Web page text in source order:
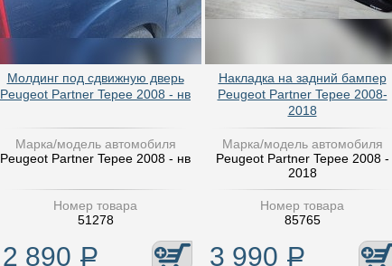
Молдинг под сдвижную дверь
Peugeot Partner Tepee 2008 - нв
Марка/модель автомобиля
Peugeot Partner Tepee 2008 - нв
Номер товара
51278
2 890 Р
Накладка на задний бампер
Peugeot Partner Tepee 2008-
2018
Марка/модель автомобиля
Peugeot Partner Tepee 2008 -
2018
Номер товара
85765
3 990 Р